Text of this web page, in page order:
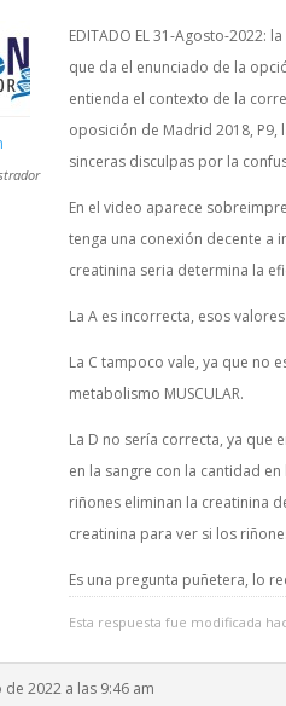
EDITADO EL 31-Agosto-2022:
que da el enunciado de la
entienda el contexto de la
oposición de Madrid 2018,
sinceras disculpas por la
En el video aparece
tenga una conexión decente a
creatinina seria determina la
La A es incorrecta, esos
La C tampoco vale, ya que no
metabolismo MUSCULAR.
La D no sería correcta, ya que
en la sangre con la cantidad
riñones eliminan la creatinina
creatinina para ver si los
Es una pregunta puñetera, lo
Esta respuesta fue modificada
2022 a las 9:46 am